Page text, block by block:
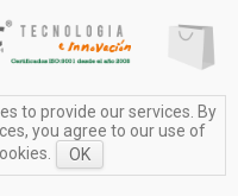
to provide our services. By
you agree to our use of
OK